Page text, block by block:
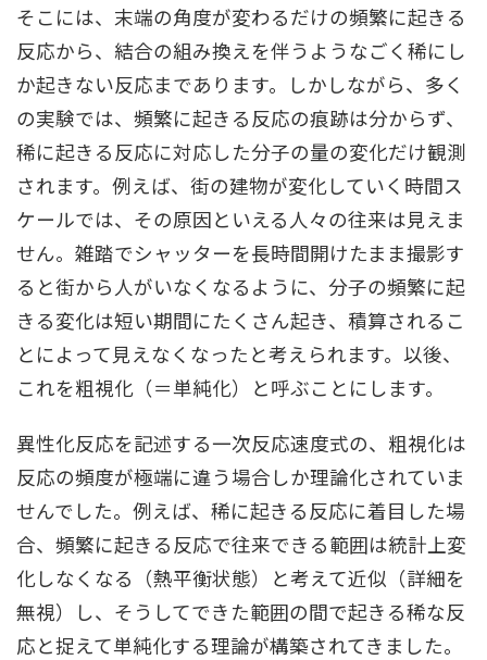
そこには、末端の⾓度が変わるだけの頻繁に起きる
反応から、結合の組み換えを伴うようなごく稀にし
か起きない反応まであります。しかしながら、多く
の実験では、頻繁に起きる反応の痕跡は分からず、
稀に起きる反応に対応した分⼦の量の変化だけ観測
されます。例えば、街の建物が変化していく時間ス
ケールでは、その原因といえる⼈々の往来は⾒えま
せん。雑踏でシャッターを⻑時間開けたまま撮影す
ると街から⼈がいなくなるように、分⼦の頻繁に起
きる変化は短い期間にたくさん起き、積算されるこ
とによって⾒えなくなったと考えられます。以後、
これを粗視化（＝単純化）と呼ぶことにします。
異性化反応を記述する⼀次反応速度式の、粗視化は
反応の頻度が極端に違う場合しか理論化されていま
せんでした。例えば、稀に起きる反応に着⽬した場
合、頻繁に起きる反応で往来できる範囲は統計上変
化しなくなる（熱平衡状態）と考えて近似（詳細を
無視）し、そうしてできた範囲の間で起きる稀な反
応と捉えて単純化する理論が構築されてきました。